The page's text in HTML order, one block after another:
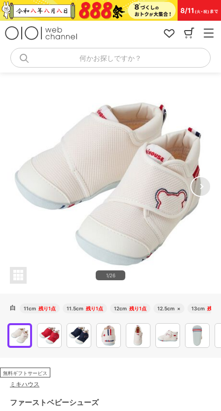
コ
ン
何かお探しですか？
1/26
白 11cm 残り1点 11.5cm 残り1点 12cm 残り1点 12.5cm × 13cm 残り1
無料ギフトサービス
ミキハウス
ファーストベビーシューズ